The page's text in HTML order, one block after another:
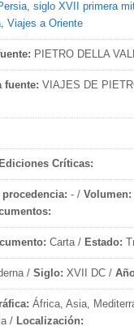
,siglo XVII primera
,Viajes a Oriente
PIETRO DELLA
fuente: VIAJES DE
Críticas:
- /Volumen:
Carta / Estado:
/Siglo: XVII DC /
África, Asia,
/ Localización: